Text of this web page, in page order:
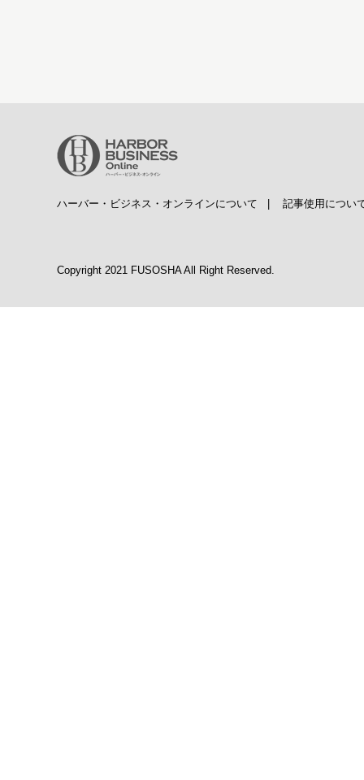
ハーバー・ビジネス・オンラインについて 記事使用につい
Copyright 2021 FUSOSHA All Right Reserved.